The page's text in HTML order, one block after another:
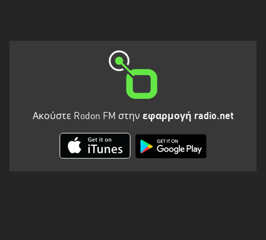
Ακούστε Rodon FM στην εφαρμογή radio.net